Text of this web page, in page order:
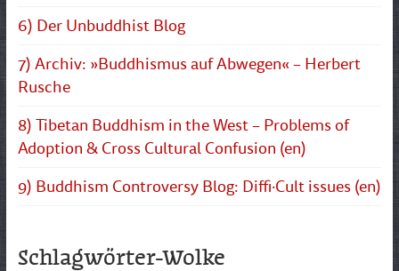
6) Der Unbuddhist Blog
7) Archiv: »Buddhismus auf Abwegen« – Herbert
Rusche
8) Tibetan Buddhism in the West – Problems of
Adoption & Cross Cultural Confusion (en)
9) Buddhism Controversy Blog: Diffi·Cult issues (en)
Schlagwörter-Wolke